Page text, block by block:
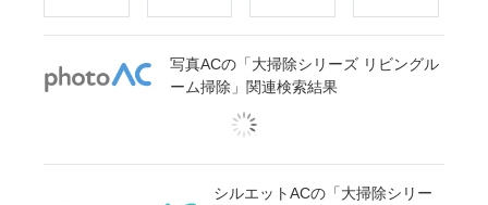
写真ACの「大掃除シリーズ リビングル
ーム掃除」関連検索結果
シルエットACの「大掃除シリー